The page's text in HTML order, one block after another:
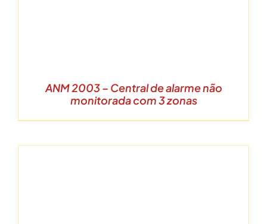
ANM 2003 – Central de alarme não
monitorada com 3 zonas